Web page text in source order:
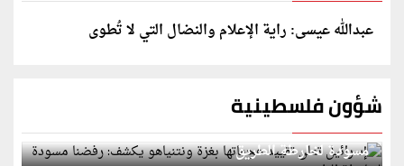
عبدالله عيسى: راية الإعلام والنضال التي لا تُطوى
شؤون فلسطينية
إسرائيل تعلن تقييد هجماتها بغزة ونتنياهو يكشف: رفضنا
مسودة لخارطة الطريق